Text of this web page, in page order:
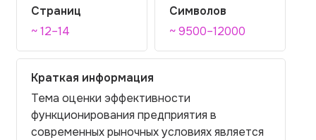
Страниц
~ 12–14
Символов
~ 9500–12000
Краткая информация
Тема оценки эффективности
функционирования предприятия в
современных рыночных условиях является